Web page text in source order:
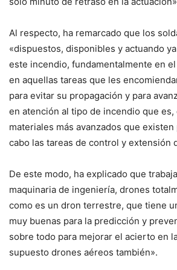
Al respecto, ha remarcado que los
«dispuestos, disponibles y actuando
este incendio, fundamentalmente en
en aquellas tareas que les
para evitar su propagación y para
en atención al tipo de incendio que es,
materiales más avanzados que
cabo las tareas de control y extensión
De este modo, ha explicado que
maquinaria de ingeniería, drones
como es un dron terrestre, que tiene
muy buenas para la predicción y
sobre todo para mejorar el acierto en
supuesto drones aéreos también».